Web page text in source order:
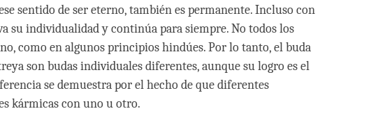
sentido de ser eterno, también es permanente. Incluso con
su individualidad y continúa para siempre. No todos los
como en algunos principios hindúes. Por lo tanto, el buda
son budas individuales diferentes, aunque su logro es el
se demuestra por el hecho de que diferentes
kármicas con uno u otro.